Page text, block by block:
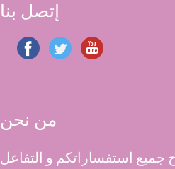
إتصل بنا
من نحن
استفساراتكم و التفاعل